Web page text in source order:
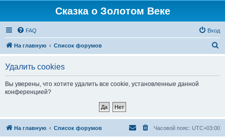
Сказка о Золотом Веке
FAQ Вход
На главную Список форумов
Удалить cookies
Вы уверены, что хотите удалить все cookie, установленные данной
конференцией?
На главную Список форумов Часовой пояс: UTC+03:00